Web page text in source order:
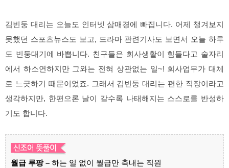
김빈둥 대리는 오늘도 인터넷 삼매경에 빠집니다. 어제 챙겨보지
못했던 스포츠뉴스도 보고, 드라마 관련기사도 보면서 오늘 하루
도 빈둥대기에 바쁩니다. 친구들은 회사생활이 힘들다고 술자리
에서 하소연하지만 그와는 전혀 상관없는 일~! 회사업무가 대체
로 느긋하기 때문이었죠. 그래서 김빈둥 대리는 편한 직장이라고
생각하지만, 한편으론 날이 갈수록 나태해지는 스스로를 반성하
기도 합니다.
월급 루팡 – 하는 일 없이 월급만 축내는 직원